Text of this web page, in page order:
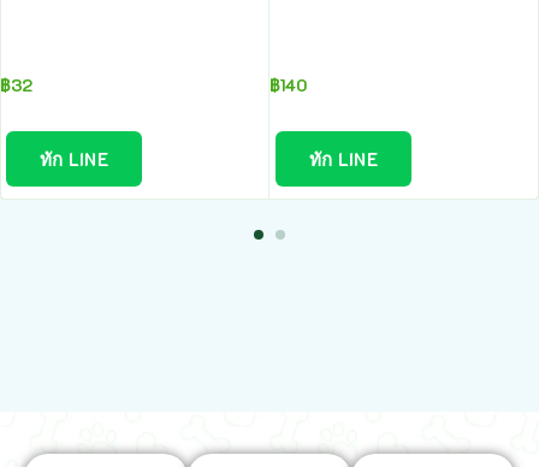
฿32
ทัก LINE
฿140
ทัก LINE